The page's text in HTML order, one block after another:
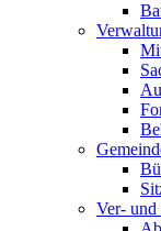
Ver- und